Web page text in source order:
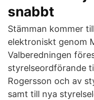
snabbt
Stämman kommer
elektroniskt genom
Valberedningen
styrelseordförande
Rogersson och av
samt till nya